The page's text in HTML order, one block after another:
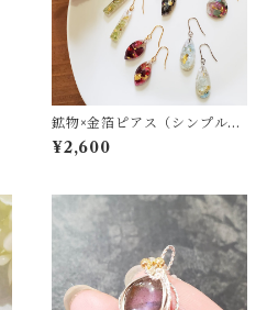
鉱物×金箔ピアス（シンプルタ
イプ）
¥2,600